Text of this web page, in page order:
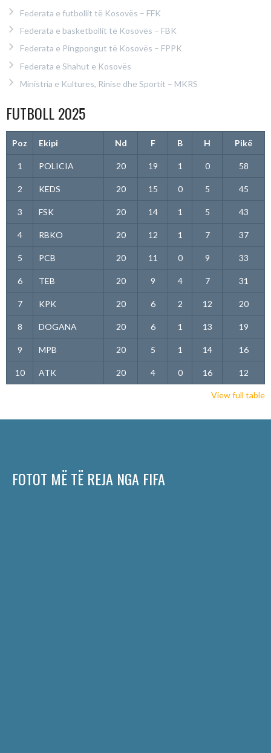
Federata e futbollit të Kosovës – FFK
Federata e basketbollit të Kosovës – FBK
Federata e Pingpongut të Kosovës – FPPK
Federata e Shahut e Kosovës
Ministria e Kultures, Rinise dhe Sportit – MKRS
FUTBOLL 2025
Poz Ekipi Nd F B H Pikë
1 POLICIA 20 19 1 0 58
2 KEDS 20 15 0 5 45
3 FSK 20 14 1 5 43
4 RBKO 20 12 1 7 37
5 PCB 20 11 0 9 33
6 TEB 20 9 4 7 31
7 KPK 20 6 2 12 20
8 DOGANA 20 6 1 13 19
9 MPB 20 5 1 14 16
10 ATK 20 4 0 16 12
View full table
FOTOT MË TË REJA NGA FIFA